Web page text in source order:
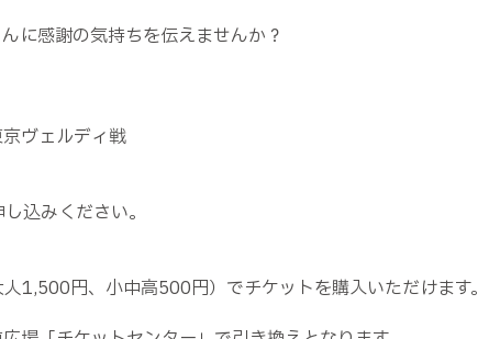
に感謝の気持ちを伝えませんか？
ヴェルディ戦
込みください。
1,500円、小中高500円）でチケットを購入いただけます。